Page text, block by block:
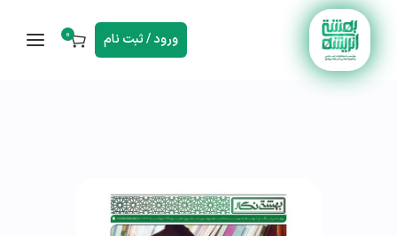
ورود / ثبت نام 0